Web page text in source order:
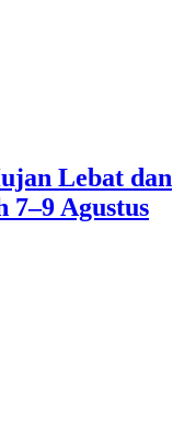
Lebat dan
7–9 Agustus